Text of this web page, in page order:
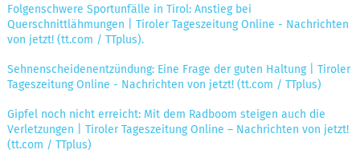
Folgenschwere Sportunfälle in Tirol: Anstieg bei
Querschnittlähmungen | Tiroler Tageszeitung Online - Nachrichten
von jetzt! (tt.com / TTplus).
Sehnenscheidenentzündung: Eine Frage der guten Haltung | Tiroler
Tageszeitung Online - Nachrichten von jetzt! (tt.com / TTplus)
Gipfel noch nicht erreicht: Mit dem Radboom steigen auch die
Verletzungen | Tiroler Tageszeitung Online – Nachrichten von jetzt!
(tt.com / TTplus)